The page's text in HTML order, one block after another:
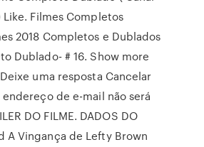
Like. Filmes Completos
2018 Completos e Dublados
Dublado- # 16. Show more
uma resposta Cancelar
de e-mail não será
DO FILME. DADOS DO
A Vingança de Lefty Brown